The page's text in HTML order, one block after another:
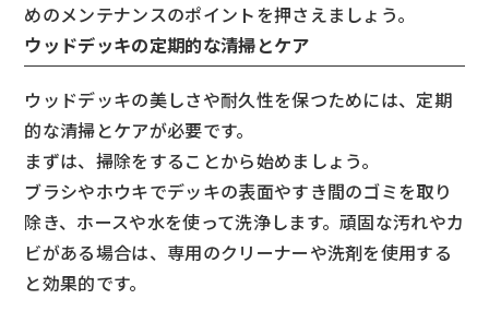
めのメンテナンスのポイントを押さえましょう。
ウッドデッキの定期的な清掃とケア
ウッドデッキの美しさや耐久性を保つためには、定期
的な清掃とケアが必要です。
まずは、掃除をすることから始めましょう。
ブラシやホウキでデッキの表面やすき間のゴミを取り
除き、ホースや水を使って洗浄します。頑固な汚れやカ
ビがある場合は、専用のクリーナーや洗剤を使用する
と効果的です。